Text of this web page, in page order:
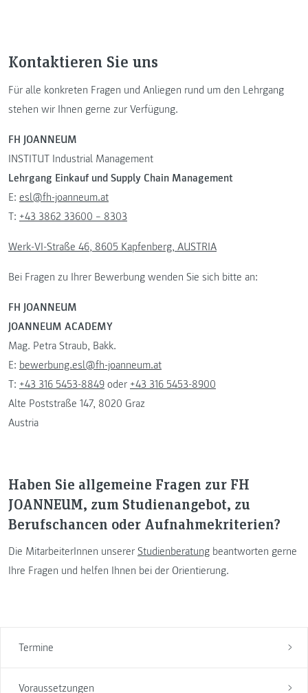
Termine
Voraussetzungen
Kontaktieren Sie uns
Für alle konkreten Fragen und Anliegen rund um den Lehrgang
stehen wir Ihnen gerne zur Verfügung.
FH JOANNEUM
INSTITUT Industrial Management
Lehrgang Einkauf und Supply Chain Management
E: esl@fh-joanneum.at
T: +43 3862 33600 – 8303
Werk-VI-Straße 46, 8605 Kapfenberg, AUSTRIA
Bei Fragen zu Ihrer Bewerbung wenden Sie sich bitte an:
FH JOANNEUM
JOANNEUM ACADEMY
Mag. Petra Straub, Bakk.
E: bewerbung.esl@fh-joanneum.at
T: +43 316 5453-8849 oder +43 316 5453-8900
Alte Poststraße 147, 8020 Graz
Austria
Haben Sie allgemeine Fragen zur FH
JOANNEUM, zum Studienangebot, zu
Berufschancen oder Aufnahmekriterien?
Die MitarbeiterInnen unserer Studienberatung beantworten gerne
Ihre Fragen und helfen Ihnen bei der Orientierung.